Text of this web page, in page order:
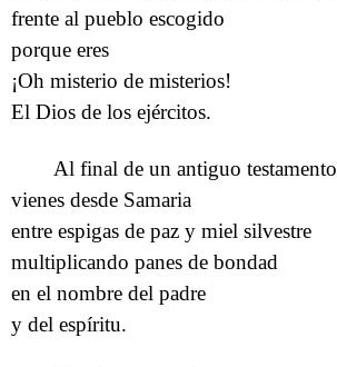
frente al pueblo escogido
porque eres
¡Oh misterio de misterios!
El Dios de los ejércitos.
Al final de un antiguo testamento
vienes desde Samaria
entre espigas de paz y miel silvestre
multiplicando panes de bondad
en el nombre del padre
y del espíritu.